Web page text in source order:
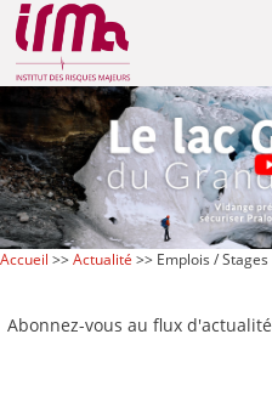
Accueil >>Actualité >> Emplois / Stages
Abonnez-vous au flux d'actualité